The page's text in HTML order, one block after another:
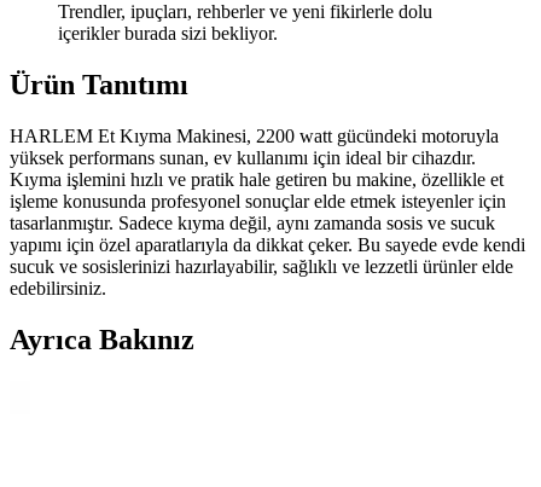
Trendler, ipuçları, rehberler ve yeni fikirlerle dolu
içerikler burada sizi bekliyor.
Ürün Tanıtımı
HARLEM Et Kıyma Makinesi, 2200 watt gücündeki motoruyla
yüksek performans sunan, ev kullanımı için ideal bir cihazdır.
Kıyma işlemini hızlı ve pratik hale getiren bu makine, özellikle et
işleme konusunda profesyonel sonuçlar elde etmek isteyenler için
tasarlanmıştır. Sadece kıyma değil, aynı zamanda sosis ve sucuk
yapımı için özel aparatlarıyla da dikkat çeker. Bu sayede evde kendi
sucuk ve sosislerinizi hazırlayabilir, sağlıklı ve lezzetli ürünler elde
edebilirsiniz.
Ayrıca Bakınız